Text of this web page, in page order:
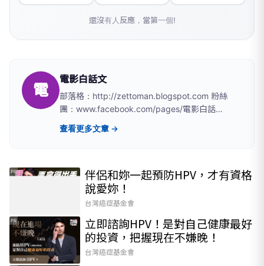
還沒有人反應，當第一個!
電
電影白話文
部落格：http://zettoman.blogspot.com 粉絲
團：www.facebook.com/pages/電影白話
文/457177287669464
查看更多文章 →
PR
伴侶和妳一起預防HPV，才有資格
說愛妳！
台灣癌症基金會
PR
立即諮詢HPV！是對自己健康最好
的投資，把握現在不嫌晚！
台灣癌症基金會